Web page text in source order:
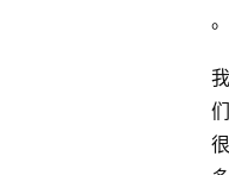
。
我
们
很